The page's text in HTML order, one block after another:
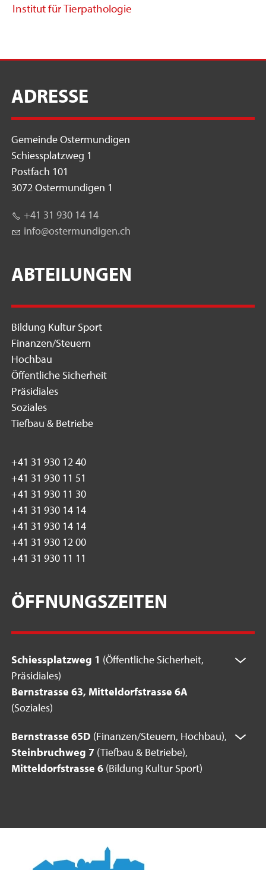
Institut für Tierpathologie
ADRESSE
Gemeinde Ostermundigen
Schiessplatzweg 1
Postfach 101
3072 Ostermundigen 1
+41 31 930 14 14
nf
st rm nd g n ch
ABTEILUNGEN
Bildung Kultur Sport
Finanzen/Steuern
Hochbau
Öffentliche Sicherheit
Präsidiales
Soziales
Tiefbau & Betriebe
+41 31 930 12 40
+41 31 930 11 51
+41 31 930 11 30
+41 31 930 14 14
+41 31 930 14 14
+41 31 930 12 00
+41 31 930 11 11
ÖFFNUNGSZEITEN
Schiessplatzweg 1 (Öffentliche Sicherheit,
Präsidiales)
Bernstrasse 63, Mitteldorfstrasse 6A
(Soziales)
Bernstrasse 65D (Finanzen/Steuern, Hochbau),
Steinbruchweg 7 (Tiefbau & Betriebe),
Mitteldorfstrasse 6 (Bildung Kultur Sport)